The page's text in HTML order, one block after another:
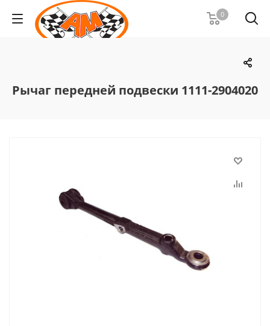
0
Рычаг передней подвески 1111-2904020